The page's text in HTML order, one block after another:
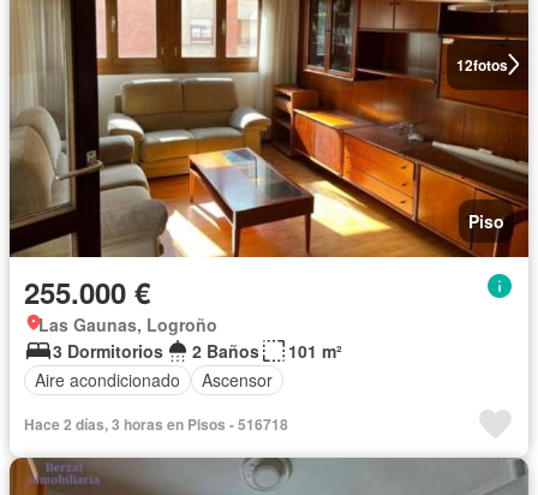
12fotos
Piso
255.000 €
Las Gaunas, Logroño
3 Dormitorios
2 Baños
101 m²
Aire acondicionado
Ascensor
Hace 2 días, 3 horas en Pisos - 516718